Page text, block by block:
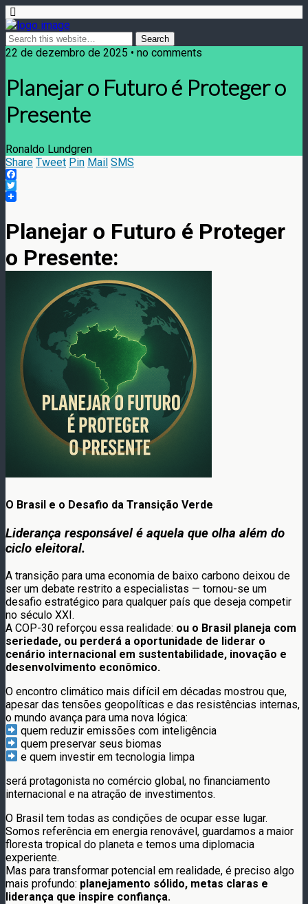
22 de dezembro de 2025 • no comments
Planejar o Futuro é Proteger o
Presente
Ronaldo Lundgren
Share Tweet Pin Mail SMS
Facebook
Twitter
Planejar o Futuro é Proteger
o Presente:
O Brasil e o Desafio da Transição Verde
Liderança responsável é aquela que olha além do
ciclo eleitoral.
A transição para uma economia de baixo carbono deixou de
ser um debate restrito a especialistas — tornou-se um
desafio estratégico para qualquer país que deseja competir
no século XXI.
A COP-30 reforçou essa realidade: ou o Brasil planeja com
seriedade, ou perderá a oportunidade de liderar o
cenário internacional em sustentabilidade, inovação e
desenvolvimento econômico.
O encontro climático mais difícil em décadas mostrou que,
apesar das tensões geopolíticas e das resistências internas,
o mundo avança para uma nova lógica:
quem reduzir emissões com inteligência
quem preservar seus biomas
e quem investir em tecnologia limpa
será protagonista no comércio global, no financiamento
internacional e na atração de investimentos.
O Brasil tem todas as condições de ocupar esse lugar.
Somos referência em energia renovável, guardamos a maior
floresta tropical do planeta e temos uma diplomacia
experiente.
Mas para transformar potencial em realidade, é preciso algo
mais profundo: planejamento sólido, metas claras e
liderança que inspire confiança.